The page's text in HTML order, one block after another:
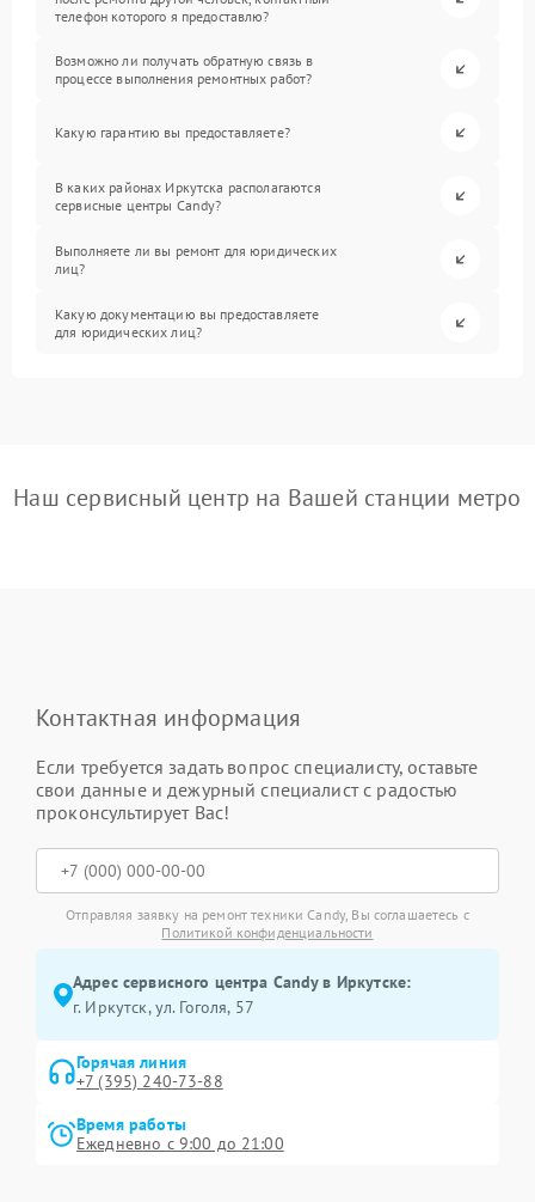
телефон которого я предоставлю?
Возможно ли получать обратную связь в
процессе выполнения ремонтных работ?
Какую гарантию вы предоставляете?
В каких районах Иркутска располагаются
сервисные центры Candy?
Выполняете ли вы ремонт для юридических
лиц?
Какую документацию вы предоставляете
для юридических лиц?
Наш сервисный центр на Вашей станции метро
Контактная информация
Если требуется задать вопрос специалисту, оставьте
свои данные и дежурный специалист с радостью
проконсультирует Вас!
Отправляя заявку на ремонт техники Candy, Вы соглашаетесь с
Политикой конфиденциальности
Адрес сервисного центра Candy в Иркутске:
г. Иркутск, ул. ​Гоголя, 57
Горячая линия
+7 (395) 240-73-88
Время работы
Ежедневно с 9:00 до 21:00